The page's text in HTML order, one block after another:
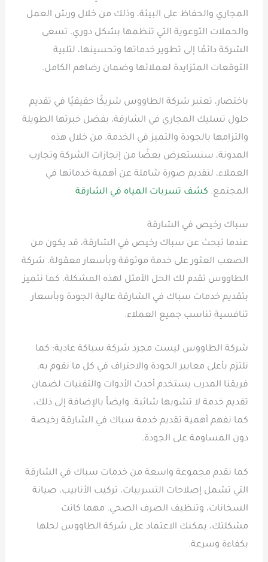
المجاري والحفاظ على البيئة، وذلك من خلال ورش العمل
والحملات التوعوية التي تنظمها بشكل دوري. تسعى
الشركة دائمًا إلى تطوير خدماتها وتحسينها، لتلبية
التوقعات المتزايدة لعملائها وضمان رضاهم الكامل.
باختصار، تعتبر شركة الطاووس شريكًا حقيقيًا في تقديم
حلول تسليك المجاري في الشارقة، بفضل خبرتها الطويلة
والتزامها بالجودة والتميز في الخدمة. من خلال هذه
المدونة، سنستعرض بعضًا من إنجازات الشركة وتجارب
العملاء، لتقديم صورة شاملة عن أهمية خدماتها في
المجتمع. كشف تسربات المياه في الشارقة
سباك رخيص في الشارقة
عندما تبحث عن سباك رخيص في الشارقة، قد يكون من
الصعب العثور على خدمة موثوقة وبأسعار معقولة. شركة
الطاووس تقدم لك الحل الأمثل لهذه المشكلة. كما نتميز
بتقديم خدمات سباك في الشارقة عالية الجودة وبأسعار
تنافسية تناسب جميع العملاء.
شركة الطاووس ليست مجرد شركة سباكة عادية؛ كما
نلتزم بأعلى معايير الجودة والاحتراف في كل ما نقوم به.
فريقنا المدرب يستخدم أحدث الأدوات والتقنيات لضمان
تقديم خدمة لا تشوبها شائبة. وايضاً بالإضافة إلى ذلك،
كما نفهم أهمية تقديم خدمة سباك في الشارقة رخيصة
دون المساومة على الجودة.
كما نقدم مجموعة واسعة من خدمات سباك في الشارقة
التي تشمل إصلاحات التسريبات، تركيب الأنابيب، صيانة
السخانات، وتنظيف الصرف الصحي. مهما كانت
مشكلتك، يمكنك الاعتماد على شركة الطاووس لحلها
بكفاءة وسرعة.